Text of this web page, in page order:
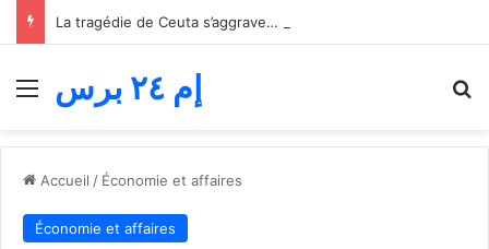
Menu إم ٢٤ برس
Accueil / Économie et affaires
Économie et affaires